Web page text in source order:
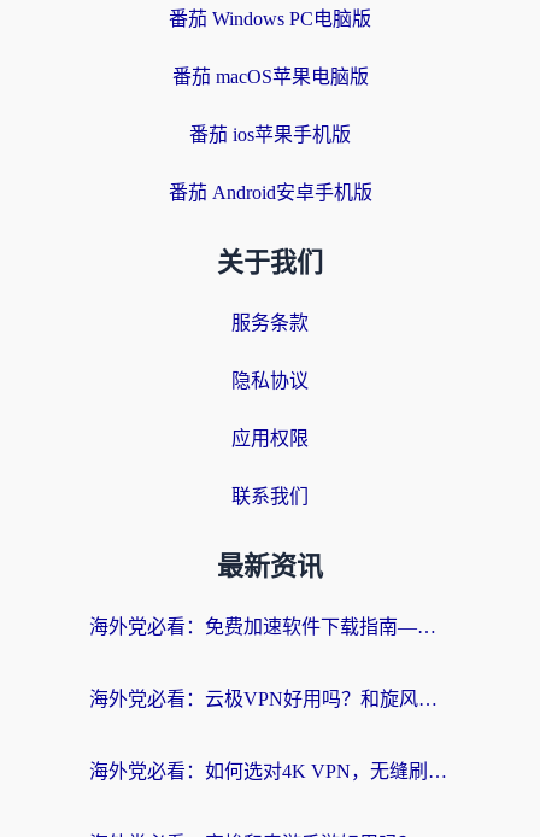
番茄 Windows PC电脑版
番茄 macOS苹果电脑版
番茄 ios苹果手机版
番茄 Android安卓手机版
关于我们
服务条款
隐私协议
应用权限
联系我们
最新资讯
海外党必看：免费加速软件下载指南——无缝访问国内资源的正确打开方式
海外党必看：云极VPN好用吗？和旋风VPN对比哪个回国效果更好？附真实体验+选择攻略
海外党必看：如何选对4K VPN，无缝刷国内剧听网易云？